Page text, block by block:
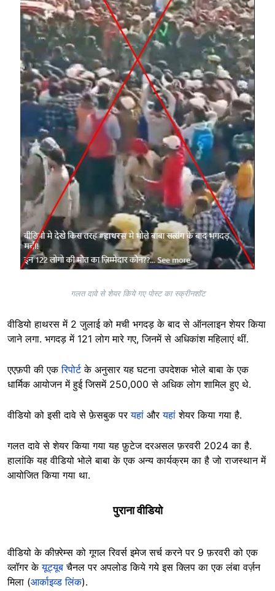
गलत दावे से शेयर किये गए पोस्ट का स्क्रीनशॉट
वीडियो हाथरस में 2 जुलाई को मची भगदड़ के बाद से ऑनलाइन शेयर किया
जाने लगा. भगदड़ में 121 लोग मारे गए, जिनमें से अधिकांश महिलाएं थीं.
एएफ़पी की एकरिपोर्टके अनुसार यह घटना उपदेशक भोले बाबा के एक
धार्मिक आयोजन में हुई जिसमें 250,000 से अधिक लोग शामिल हुए थे.
वीडियो को इसी दावे से फ़ेसबुक परयहां औरयहां शेयर किया गया है.
गलत दावे से शेयर किया गया यह फ़ुटेज दरअसल फ़रवरी 2024 का है.
हालांकि यह वीडियो भोले बाबा के एक अन्य कार्यक्रम का है जो राजस्थान में
आयोजित किया गया था.
पुराना वीडियो
वीडियो के कीफ़्रेम्स को गूगल रिवर्स इमेज सर्च करने पर 9 फ़रवरी को एक
व्लॉगर केयूट्यूब चैनल पर अपलोड किये गये इस क्लिप का एक लंबा वर्ज़न
मिला (आर्काइव्ड लिंक).